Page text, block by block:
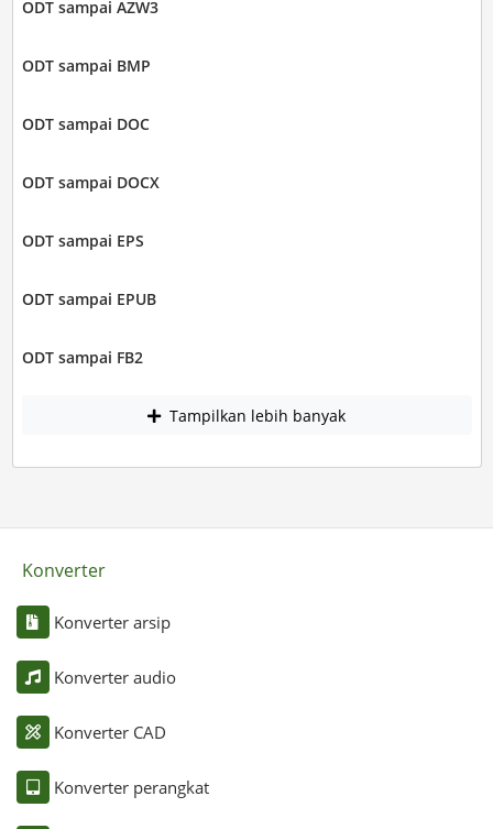
ODT sampai AZW3
ODT sampai BMP
ODT sampai DOC
ODT sampai DOCX
ODT sampai EPS
ODT sampai EPUB
ODT sampai FB2
Tampilkan lebih banyak
Konverter
Konverter arsip
Konverter audio
Konverter CAD
Konverter perangkat